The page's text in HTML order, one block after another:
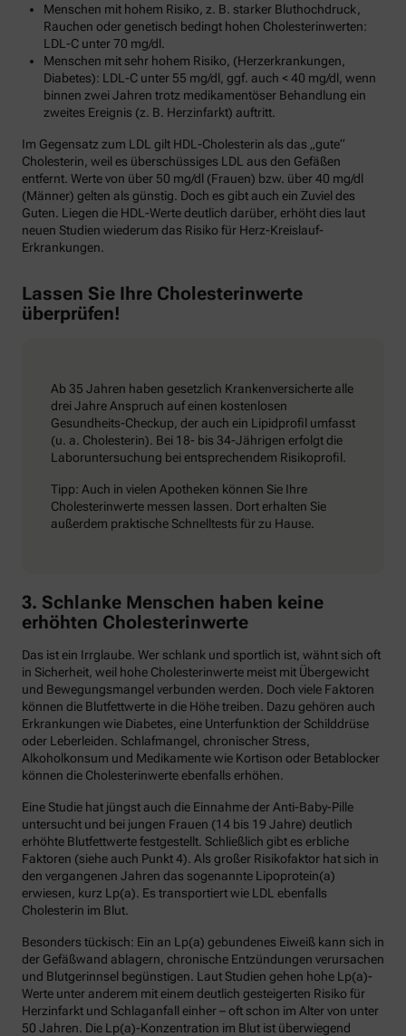
Menschen mit hohem Risiko, z. B. starker Bluthochdruck,
Rauchen oder genetisch bedingt hohen Cholesterinwerten:
LDL-C unter 70 mg/dl.
Menschen mit sehr hohem Risiko, (Herzerkrankungen,
Diabetes): LDL-C unter 55 mg/dl, ggf. auch < 40 mg/dl, wenn
binnen zwei Jahren trotz medikamentöser Behandlung ein
zweites Ereignis (z. B. Herzinfarkt) auftritt.
Im Gegensatz zum LDL gilt HDL-Cholesterin als das „gute“
Cholesterin, weil es überschüssiges LDL aus den Gefäßen
entfernt. Werte von über 50 mg/dl (Frauen) bzw. über 40 mg/dl
(Männer) gelten als günstig. Doch es gibt auch ein Zuviel des
Guten. Liegen die HDL-Werte deutlich darüber, erhöht dies laut
neuen Studien wiederum das Risiko für Herz-Kreislauf-
Erkrankungen.
Lassen Sie Ihre Cholesterinwerte
überprüfen!
Ab 35 Jahren haben gesetzlich Krankenversicherte alle
drei Jahre Anspruch auf einen kostenlosen
Gesundheits-Checkup, der auch ein Lipidprofil umfasst
(u. a. Cholesterin). Bei 18- bis 34-Jährigen erfolgt die
Laboruntersuchung bei entsprechendem Risikoprofil.
Tipp: Auch in vielen Apotheken können Sie Ihre
Cholesterinwerte messen lassen. Dort erhalten Sie
außerdem praktische Schnelltests für zu Hause.
3. Schlanke Menschen haben keine
erhöhten Cholesterinwerte
Das ist ein Irrglaube. Wer schlank und sportlich ist, wähnt sich oft
in Sicherheit, weil hohe Cholesterinwerte meist mit Übergewicht
und Bewegungsmangel verbunden werden. Doch viele Faktoren
können die Blutfettwerte in die Höhe treiben. Dazu gehören auch
Erkrankungen wie Diabetes, eine Unterfunktion der Schilddrüse
oder Leberleiden. Schlafmangel, chronischer Stress,
Alkoholkonsum und Medikamente wie Kortison oder Betablocker
können die Cholesterinwerte ebenfalls erhöhen.
Eine Studie hat jüngst auch die Einnahme der Anti-Baby-Pille
untersucht und bei jungen Frauen (14 bis 19 Jahre) deutlich
erhöhte Blutfettwerte festgestellt. Schließlich gibt es erbliche
Faktoren (siehe auch Punkt 4). Als großer Risikofaktor hat sich in
den vergangenen Jahren das sogenannte Lipoprotein(a)
erwiesen, kurz Lp(a). Es transportiert wie LDL ebenfalls
Cholesterin im Blut.
Besonders tückisch: Ein an Lp(a) gebundenes Eiweiß kann sich in
der Gefäßwand ablagern, chronische Entzündungen verursachen
und Blutgerinnsel begünstigen. Laut Studien gehen hohe Lp(a)-
Werte unter anderem mit einem deutlich gesteigerten Risiko für
Herzinfarkt und Schlaganfall einher – oft schon im Alter von unter
50 Jahren. Die Lp(a)-Konzentration im Blut ist überwiegend